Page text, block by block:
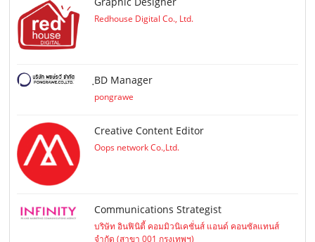
Redhouse Digital Co., Ltd.
ฺBD Manager
pongrawe
Creative Content Editor
Oops network Co.,Ltd.
Communications Strategist
บริษัท อินฟินิตี้ คอมมิวนิเคชั่นส์ แอนด์ คอนซัลแทนส์
จำกัด (สาขา 001 กรุงเทพฯ)